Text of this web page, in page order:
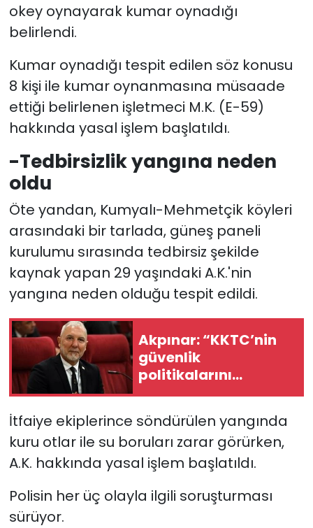
okey oynayarak kumar oynadığı
belirlendi.
Kumar oynadığı tespit edilen söz konusu
8 kişi ile kumar oynanmasına müsaade
ettiği belirlenen işletmeci M.K. (E-59)
hakkında yasal işlem başlatıldı.
-Tedbirsizlik yangına neden
oldu
Öte yandan, Kumyalı-Mehmetçik köyleri
arasındaki bir tarlada, güneş paneli
kurulumu sırasında tedbirsiz şekilde
kaynak yapan 29 yaşındaki A.K.'nin
yangına neden olduğu tespit edildi.
Akpınar: “KKTC’nin
güvenlik
politikalarını
bütüncül bir
değerlendirmesi
gerekiyor”
İtfaiye ekiplerince söndürülen yangında
kuru otlar ile su boruları zarar görürken,
A.K. hakkında yasal işlem başlatıldı.
Polisin her üç olayla ilgili soruşturması
sürüyor.